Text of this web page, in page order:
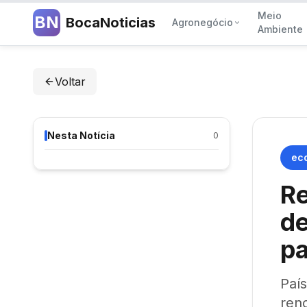
BN BocaNoticias Agronegócio
Meio
Ambiente
Voltar
Nesta Notícia 0